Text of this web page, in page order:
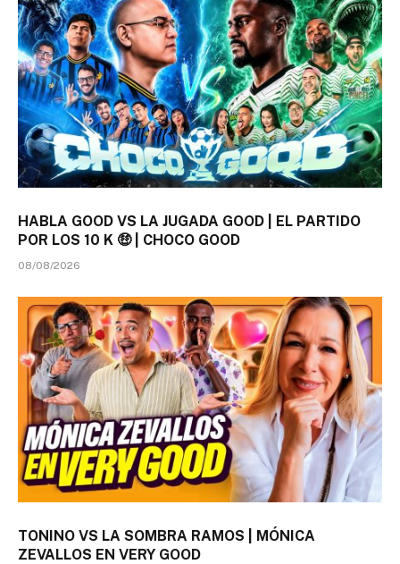
HABLA GOOD VS LA JUGADA GOOD | EL PARTIDO
POR LOS 10 K 🤑 | CHOCO GOOD
08/08/2026
TONINO VS LA SOMBRA RAMOS | MÓNICA
ZEVALLOS EN VERY GOOD